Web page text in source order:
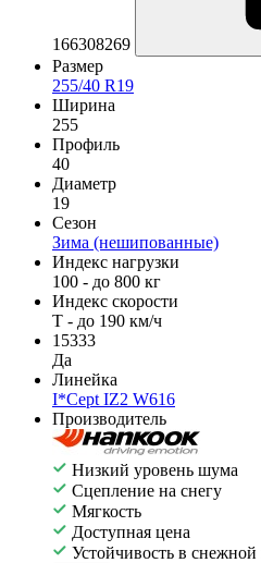
166308269
Размер
255/40 R19
Ширина
255
Профиль
40
Диаметр
19
Сезон
Зима (нешипованные)
Индекс нагрузки
100 - до 800 кг
Индекс скорости
T - до 190 км/ч
15333
Да
Линейка
I*Cept IZ2 W616
Производитель
Низкий уровень шума
Сцепление на снегу
Мягкость
Доступная цена
Устойчивость в